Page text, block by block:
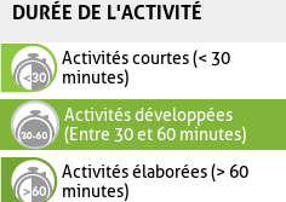
DURÉE DE L'ACTIVITÉ
Activités courtes (< 30
minutes)
Activités développées
(Entre 30 et 60 minutes)
Activités élaborées (> 60
minutes)